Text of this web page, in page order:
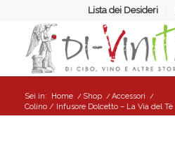
Lista dei Desideri
Sei in: Home / Shop / Accessori /
Colino / Infusore Dolcetto – La Via del Tè